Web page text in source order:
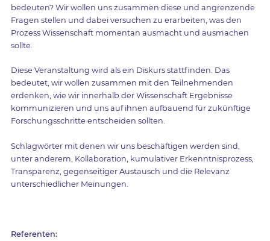
bedeuten? Wir wollen uns zusammen diese und angrenzende
Fragen stellen und dabei versuchen zu erarbeiten, was den
Prozess Wissenschaft momentan ausmacht und ausmachen
sollte.
Diese Veranstaltung wird als ein Diskurs stattfinden. Das
bedeutet, wir wollen zusammen mit den Teilnehmenden
erdenken, wie wir innerhalb der Wissenschaft Ergebnisse
kommunizieren und uns auf ihnen aufbauend für zukünftige
Forschungsschritte entscheiden sollten.
Schlagwörter mit denen wir uns beschäftigen werden sind,
unter anderem, Kollaboration, kumulativer Erkenntnisprozess,
Transparenz, gegenseitiger Austausch und die Relevanz
unterschiedlicher Meinungen.
Referenten: